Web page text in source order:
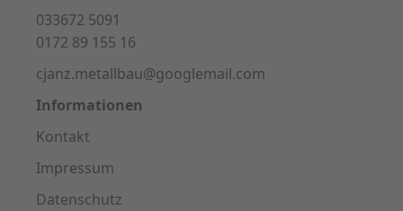
033672 5091
0172 89 155 16
cjanz.metallbau@googlemail.com
Informationen
Kontakt
Impressum
Datenschutz